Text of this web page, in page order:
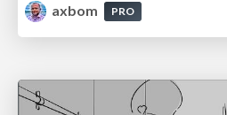
axbom
PRO